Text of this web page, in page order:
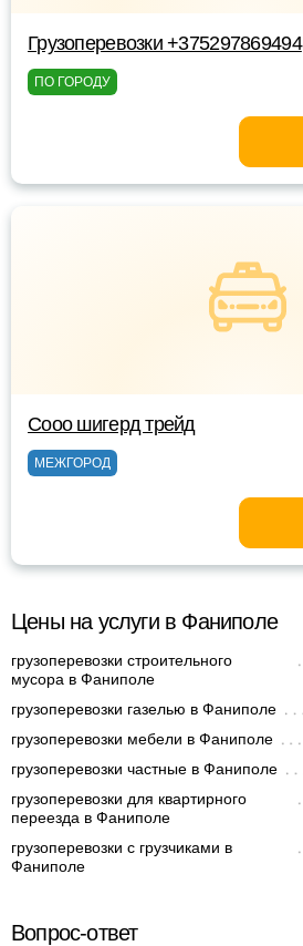
Грузоперевозки +375297869494
ПО ГОРОДУ
Сооо шигерд трейд
МЕЖГОРОД
Цены на услуги в Фаниполе
грузоперевозки строительного
мусора в Фаниполе
грузоперевозки газелью в Фаниполе
грузоперевозки мебели в Фаниполе
грузоперевозки частные в Фаниполе
грузоперевозки для квартирного
переезда в Фаниполе
грузоперевозки с грузчиками в
Фаниполе
Вопрос-ответ